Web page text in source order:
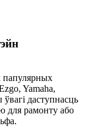
папулярных
Yamaha,
даступнасць
для рамонту або